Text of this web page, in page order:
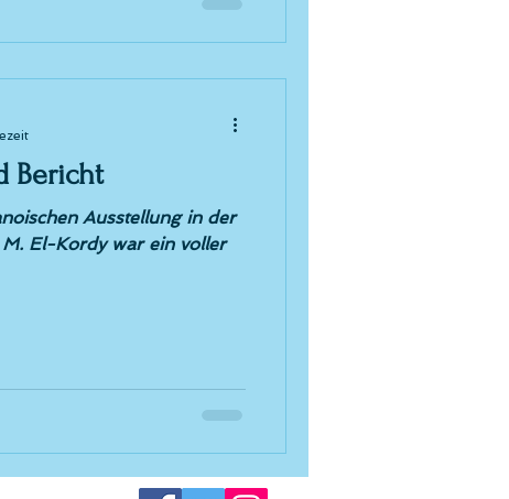
Bericht
Ausstellung in der
El-Kordy war ein voller